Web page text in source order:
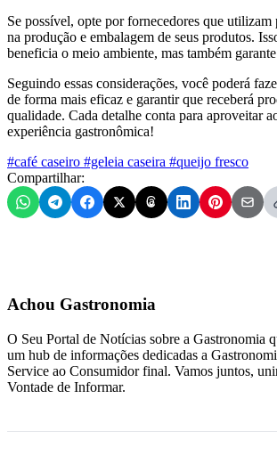
Se possível, opte por fornecedores que utilizam
na produção e embalagem de seus produtos.
beneficia o meio ambiente, mas também
Seguindo essas considerações, você poderá
de forma mais eficaz e garantir que receberá
qualidade. Cada detalhe conta para aproveitar
experiência gastronômica!
#café caseiro #geleia caseira #queijo fresco
Compartilhar:
Achou Gastronomia
O Seu Portal de Notícias sobre a Gastronomia
um hub de informações dedicadas a
Service ao Consumidor final. Vamos juntos,
Vontade de Informar.